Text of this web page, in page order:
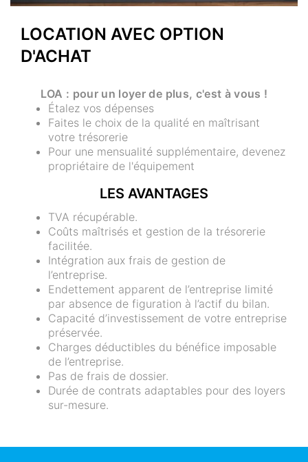
LOCATION AVEC OPTION
D'ACHAT
LOA : pour un loyer de plus, c'est à vous !
Étalez vos dépenses
Faites le choix de la qualité en maîtrisant
votre trésorerie
Pour une mensualité supplémentaire, devenez
propriétaire de l'équipement
LES AVANTAGES
TVA récupérable.
Coûts maîtrisés et gestion de la trésorerie
facilitée.
Intégration aux frais de gestion de
l’entreprise.
Endettement apparent de l’entreprise limité
par absence de figuration à l’actif du bilan.
Capacité d’investissement de votre entreprise
préservée.
Charges déductibles du bénéfice imposable
de l’entreprise.
Pas de frais de dossier.
Durée de contrats adaptables pour des loyers
sur-mesure.